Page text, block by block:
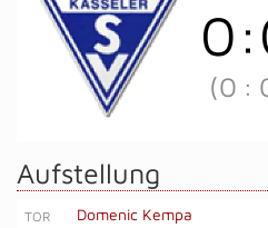
0:
(0 :
Aufstellung
TOR Domenic Kempa